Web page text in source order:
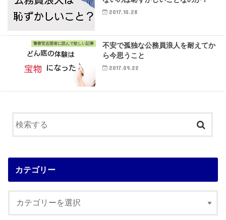
2017.10.28
警察官志望者に読んで欲しい記事
不安で孤独な公務員浪人を耐えてか
ら今思うこと
2017.09.22
カテゴリー